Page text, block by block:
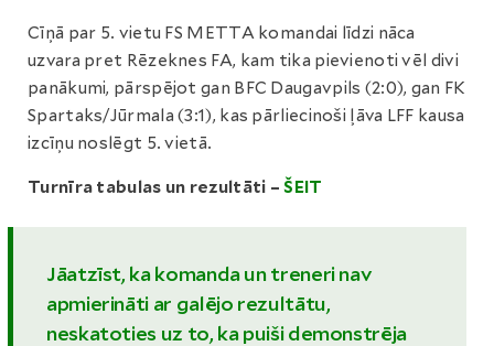
Cīņā par 5. vietu FS METTA komandai līdzi nāca
uzvara pret Rēzeknes FA, kam tika pievienoti vēl divi
panākumi, pārspējot gan BFC Daugavpils (2:0), gan FK
Spartaks/Jūrmala (3:1), kas pārliecinoši ļāva LFF kausa
izcīņu noslēgt 5. vietā.
Turnīra tabulas un rezultāti –ŠEIT
Jāatzīst, ka komanda un treneri nav
apmierināti ar galējo rezultātu,
neskatoties uz to, ka puiši demonstrēja